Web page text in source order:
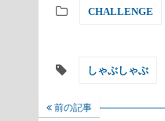
CHALLENGE
しゃぶしゃぶ
前の記事